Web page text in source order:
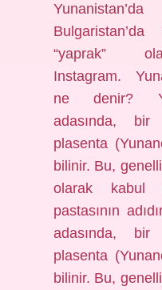
Bulgaristan’da
“yaprak”
Instagram.
ne denir?
adasında,
plasenta
bilinir. Bu,
olarak kabul
pastasının
adasında,
plasenta
bilinir. Bu,